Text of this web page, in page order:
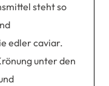
steht so
edler caviar.
unter den